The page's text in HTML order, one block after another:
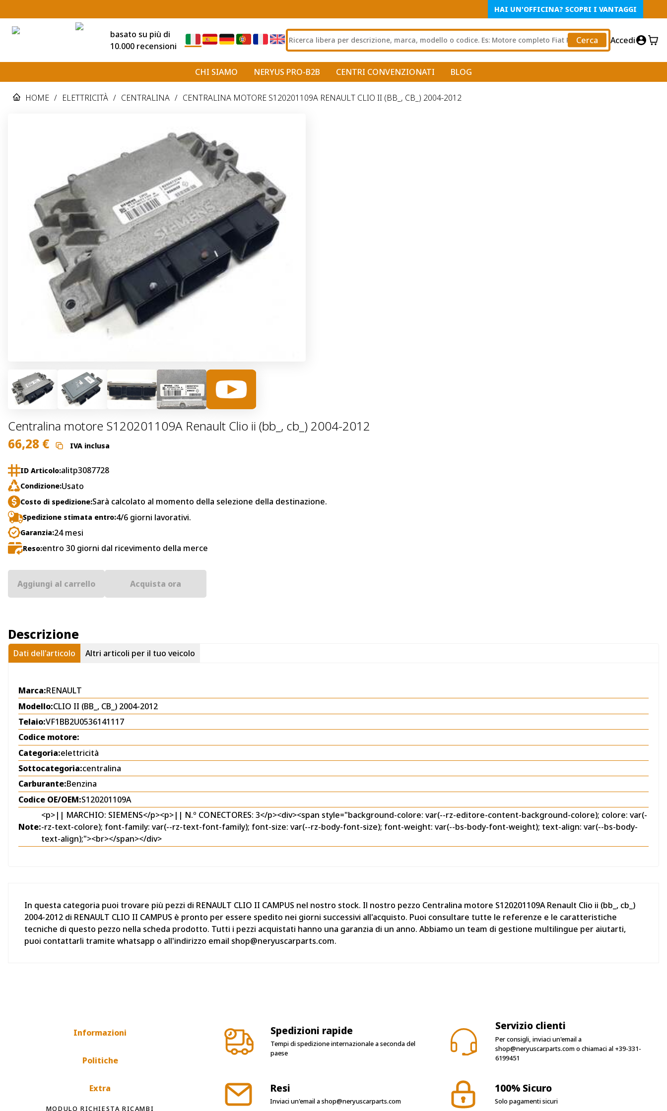
HAI UN'OFFICINA? SCOPRI I VANTAGGI
basato su più di
10.000 recensioni
Cerca Accedi
CHI SIAMO NERYUS PRO-B2B CENTRI CONVENZIONATI BLOG
HOME / ELETTRICITÀ / CENTRALINA / CENTRALINA MOTORE S120201109A RENAULT CLIO II (BB_, CB_) 2004-2012
Centralina motore S120201109A Renault Clio ii (bb_, cb_) 2004-2012
66,28 € IVA inclusa
ID Articolo:alitp3087728
Condizione:Usato
Costo di spedizione:Sarà calcolato al momento della selezione della destinazione.
Spedizione stimata entro:4/6 giorni lavorativi.
Garanzia:24 mesi
Reso:entro 30 giorni dal ricevimento della merce
Aggiungi al carrello Acquista ora
Descrizione
Dati dell'articolo Altri articoli per il tuo veicolo
Marca:RENAULT
Modello:CLIO II (BB_, CB_) 2004-2012
Telaio:VF1BB2U0536141117
Codice motore:
Categoria:elettricità
Sottocategoria:centralina
Carburante:Benzina
Codice OE/OEM:S120201109A
Note:
<p>|| MARCHIO: SIEMENS</p><p>|| N.º CONECTORES: 3</p><div><span style="background-colore: var(--rz-editore-content-background-colore); colore: var(-
-rz-text-colore); font-family: var(--rz-text-font-family); font-size: var(--rz-body-font-size); font-weight: var(--bs-body-font-weight); text-align: var(--bs-body-
text-align);"><br></span></div>
In questa categoria puoi trovare più pezzi di RENAULT CLIO II CAMPUS nel nostro stock. Il nostro pezzo Centralina motore S120201109A Renault Clio ii (bb_, cb_)
2004-2012 di RENAULT CLIO II CAMPUS è pronto per essere spedito nei giorni successivi all'acquisto. Puoi consultare tutte le referenze e le caratteristiche
tecniche di questo pezzo nella scheda prodotto. Tutti i pezzi acquistati hanno una garanzia di un anno. Abbiamo un team di gestione multilingue per aiutarti,
puoi contattarli tramite whatsapp o all'indirizzo email shop@neryuscarparts.com.
Informazioni
Politiche
Extra
MODULO RICHIESTA RICAMBI
Spedizioni rapide
Tempi di spedizione internazionale a seconda del
paese
Servizio clienti
Per consigli, inviaci un'email a
shop@neryuscarparts.como chiamaci al +39-331-
6199451
Resi
Inviaci un'email ashop@neryuscarparts.com
100% Sicuro
Solo pagamenti sicuri